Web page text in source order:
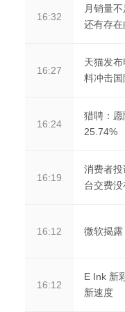
16:32
月销量
还有存在
16:27
天猫发
料冲击
16:24
猎聘：
25.74%
16:19
消费者
台交费
16:12 微软揭
16:12
E Ink 新
新速度